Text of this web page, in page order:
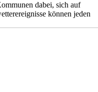
dabei, sich auf
können jeden